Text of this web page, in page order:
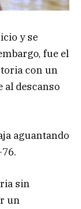
y se
fue el
con un
al descanso
aguantando
sin
un